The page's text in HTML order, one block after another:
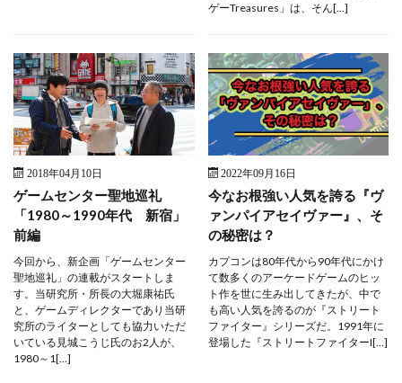
ゲーTreasures」は、そん[…]
2018年04月10日
ゲームセンター聖地巡礼
「1980～1990年代 新宿」
前編
今回から、新企画「ゲームセンター
聖地巡礼」の連載がスタートしま
す。当研究所・所長の大堀康祐氏
と、ゲームディレクターであり当研
究所のライターとしても協力いただ
いている見城こうじ氏のお2人が、
1980～1[…]
2022年09月16日
今なお根強い人気を誇る『ヴ
ァンパイアセイヴァー』、そ
の秘密は？
カプコンは80年代から90年代にかけ
て数多くのアーケードゲームのヒッ
ト作を世に生み出してきたが、中で
も高い人気を誇るのが『ストリート
ファイター』シリーズだ。1991年に
登場した『ストリートファイターI[…]